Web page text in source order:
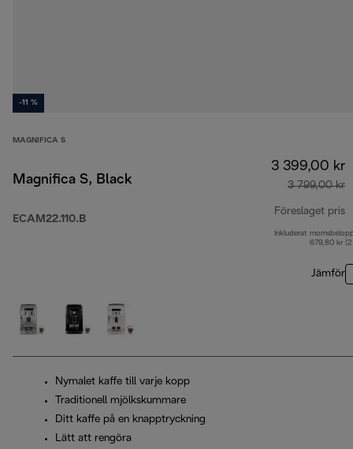
-11 %
MAGNIFICA S
Magnifica S, Black
ECAM22.110.B
3 399,00 kr
3 799,00 kr
Föreslaget pris
Inkluderat
679,80 kr
Jämför
Nymalet kaffe till varje kopp
Traditionell mjölkskummare
Ditt kaffe på en knapptryckning
Lätt att rengöra